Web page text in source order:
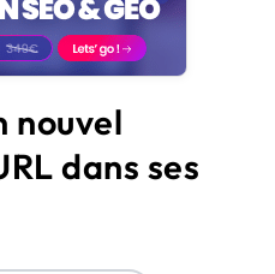
nouvel
dans ses